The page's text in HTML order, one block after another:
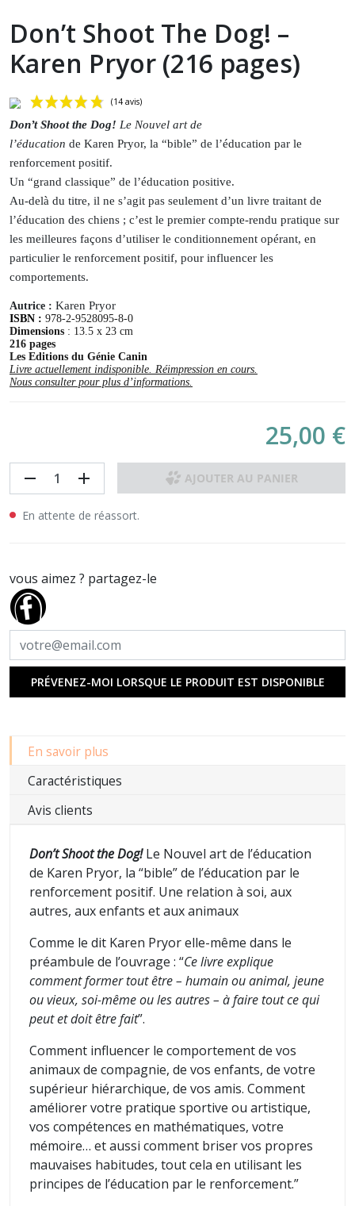
Don’t Shoot The Dog! –
Karen Pryor (216 pages)
(14 avis)
Don’t Shoot the Dog! Le Nouvel art de
l’éducation de Karen Pryor, la “bible” de l’éducation par le
renforcement positif.
Un “grand classique” de l’éducation positive.
Au-delà du titre, il ne s’agit pas seulement d’un livre traitant de
l’éducation des chiens ; c’est le premier compte-rendu pratique sur
les meilleures façons d’utiliser le conditionnement opérant, en
particulier le renforcement positif, pour influencer les
comportements.
Autrice : Karen Pryor
ISBN : 978-2-9528095-8-0
Dimensions : 13.5 x 23 cm
216 pages
Les Editions du Génie Canin
Livre actuellement indisponible. Réimpression en cours.
Nous consulter pour plus d’informations.
25,00 €
remove add AJOUTER AU PANIER
En attente de réassort.
vous aimez ? partagez-le
PRÉVENEZ-MOI LORSQUE LE PRODUIT EST DISPONIBLE
En savoir plus
Caractéristiques
Avis clients
Don’t Shoot the Dog! Le Nouvel art de l’éducation
de Karen Pryor, la “bible” de l’éducation par le
renforcement positif. Une relation à soi, aux
autres, aux enfants et aux animaux
Comme le dit Karen Pryor elle-même dans le
préambule de l’ouvrage : “Ce livre explique
comment former tout être – humain ou animal, jeune
ou vieux, soi-même ou les autres – à faire tout ce qui
peut et doit être fait”.
Comment influencer le comportement de vos
animaux de compagnie, de vos enfants, de votre
supérieur hiérarchique, de vos amis. Comment
améliorer votre pratique sportive ou artistique,
vos compétences en mathématiques, votre
mémoire… et aussi comment briser vos propres
mauvaises habitudes, tout cela en utilisant les
principes de l’éducation par le renforcement.”